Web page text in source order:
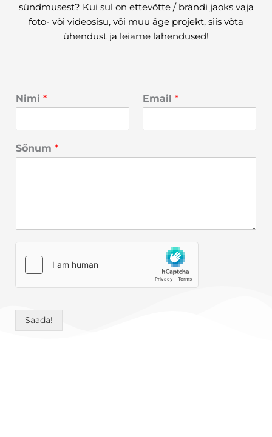
sündmusest? Kui sul on ettevõtte / brändi jaoks vaja
foto- või videosisu, või muu äge projekt, siis võta
ühendust ja leiame lahendused!
Nimi * Email *
Sõnum *
Saada!